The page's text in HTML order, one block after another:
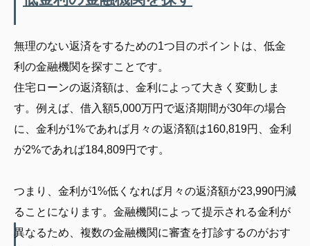
無理のない返済をするための1つ目のポイントは、低金
利の金融機関を探すことです。
住宅ローンの返済額は、金利によって大きく変動しま
す。例えば、借入額5,000万円で返済期間が30年の場合
に、金利が1%であれば月々の返済額は160,819円、金利
が2%であれば184,809円です。
つまり、金利が1%低くなれば月々の返済額が23,990円減
ることになります。金融機関によって提示される金利が
異なるため、複数の金融機関に審査を打診するのがおす